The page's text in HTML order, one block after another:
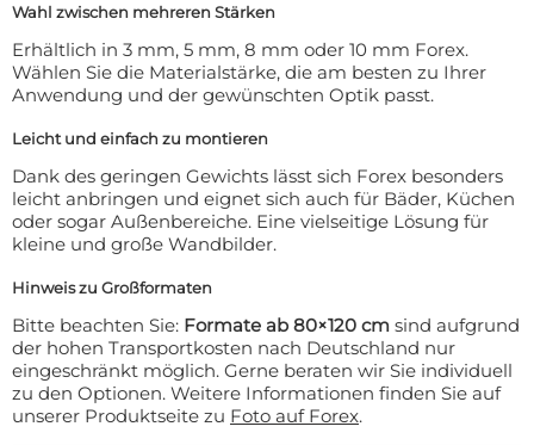
Wahl zwischen mehreren Stärken
Erhältlich in 3 mm, 5 mm, 8 mm oder 10 mm Forex.
Wählen Sie die Materialstärke, die am besten zu Ihrer
Anwendung und der gewünschten Optik passt.
Leicht und einfach zu montieren
Dank des geringen Gewichts lässt sich Forex besonders
leicht anbringen und eignet sich auch für Bäder, Küchen
oder sogar Außenbereiche. Eine vielseitige Lösung für
kleine und große Wandbilder.
Hinweis zu Großformaten
Bitte beachten Sie: Formate ab 80×120 cm sind aufgrund
der hohen Transportkosten nach Deutschland nur
eingeschränkt möglich. Gerne beraten wir Sie individuell
zu den Optionen. Weitere Informationen finden Sie auf
unserer Produktseite zu Foto auf Forex.